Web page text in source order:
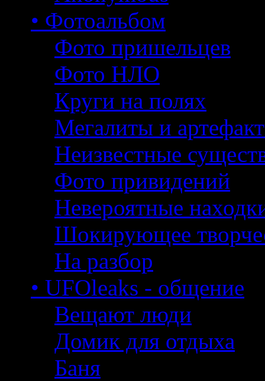
• Фотоальбом
Фото пришельцев
Фото НЛО
Круги на полях
Мегалиты и
Неизвестные
Фото привидений
Невероятные
Шокирующее
На разбор
• UFOleaks - общение
Вещают люди
Домик для отдыха
Баня